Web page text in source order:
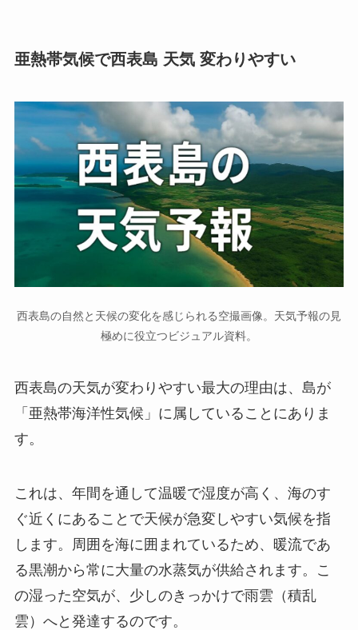
亜熱帯気候で西表島 天気 変わりやすい
西表島の自然と天候の変化を感じられる空撮画像。天気予報の見
極めに役立つビジュアル資料。
西表島の天気が変わりやすい最大の理由は、島が
「亜熱帯海洋性気候」に属していることにありま
す。
これは、年間を通して温暖で湿度が高く、海のす
ぐ近くにあることで天候が急変しやすい気候を指
します。周囲を海に囲まれているため、暖流であ
る黒潮から常に大量の水蒸気が供給されます。こ
の湿った空気が、少しのきっかけで雨雲（積乱
雲）へと発達するのです。